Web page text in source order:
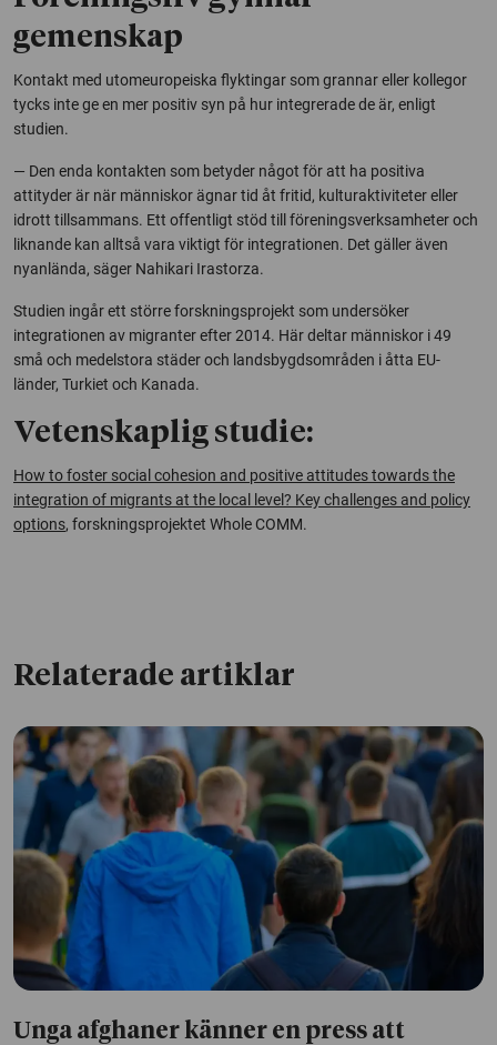
gemenskap
Kontakt med utomeuropeiska flyktingar som grannar eller kollegor
tycks inte ge en mer positiv syn på hur integrerade de är, enligt
studien.
— Den enda kontakten som betyder något för att ha positiva
attityder är när människor ägnar tid åt fritid, kulturaktiviteter eller
idrott tillsammans. Ett offentligt stöd till föreningsverksamheter och
liknande kan alltså vara viktigt för integrationen. Det gäller även
nyanlända, säger Nahikari Irastorza.
Studien ingår ett större forskningsprojekt som undersöker
integrationen av migranter efter 2014. Här deltar människor i 49
små och medelstora städer och landsbygdsområden i åtta EU-
länder, Turkiet och Kanada.
Vetenskaplig studie:
How to foster social cohesion and positive attitudes towards the
integration of migrants at the local level? Key challenges and policy
options, forskningsprojektet Whole COMM.
Relaterade artiklar
Unga afghaner känner en press att